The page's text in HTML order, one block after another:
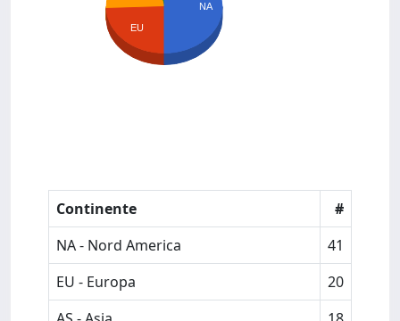
EU
NA
Continente
#
NA - Nord America
41
EU - Europa
20